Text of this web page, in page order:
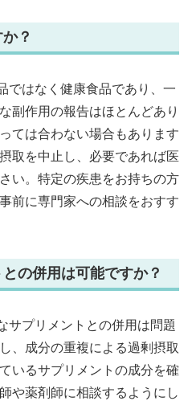
？
ではなく健康食品であり、一
副作用の報告はほとんどあり
ては合わない場合もあります
取を中止し、必要であれば医
い。特定の疾患をお持ちの方
前に専門家への相談をおすす
の併用は可能ですか？
サプリメントとの併用は問題
、成分の重複による過剰摂取
いるサプリメントの成分を確
や薬剤師に相談するようにし